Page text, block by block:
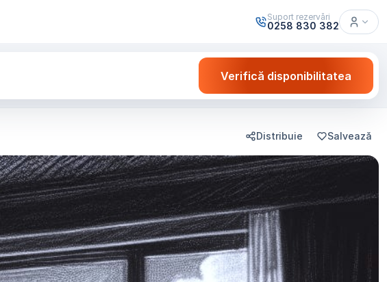
Suport rezervări
0258 830 382
Verifică disponibilitatea
Distribuie Salvează